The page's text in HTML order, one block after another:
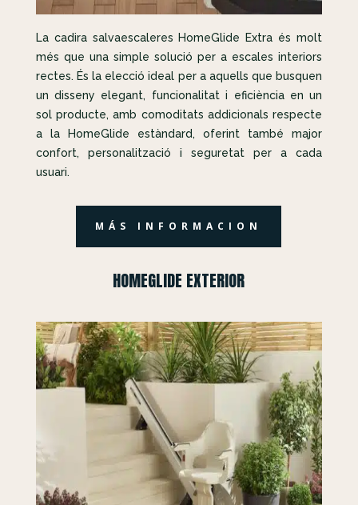
La cadira salvaescaleres HomeGlide Extra és molt
més que una simple solució per a escales interiors
rectes. És la elecció ideal per a aquells que busquen
un disseny elegant, funcionalitat i eficiència en un
sol producte, amb comoditats addicionals respecte
a la HomeGlide estàndard, oferint també major
confort, personalització i seguretat per a cada
usuari.
MÁS INFORMACION
HOMEGLIDE EXTERIOR